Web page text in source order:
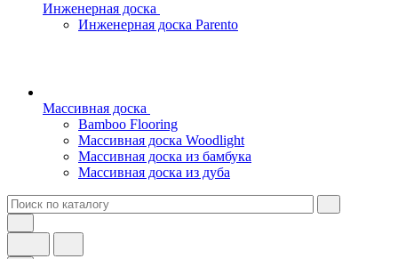
Инженерная доска
Инженерная доска Parento
Массивная доска
Bamboo Flooring
Массивная доска Woodlight
Массивная доска из бамбука
Массивная доска из дуба